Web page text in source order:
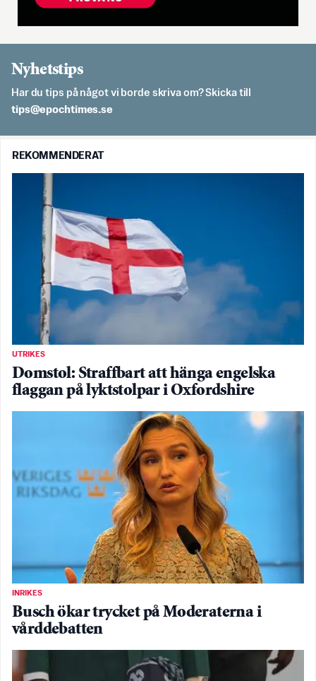
Nyhetstips
Har du tips på något vi borde skriva om? Skicka till
es.semithcope@spit
REKOMMENDERAT
UTRIKES
Domstol: Straffbart att hänga engelska
flaggan på lyktstolpar i Oxfordshire
INRIKES
Busch ökar trycket på Moderaterna i
vårddebatten